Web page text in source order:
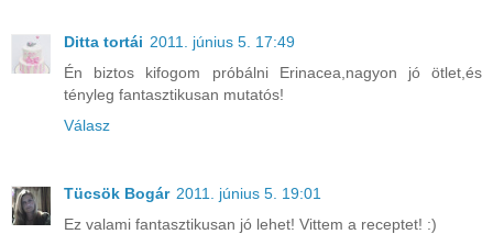
Ditta tortái 2011. június 5. 17:49
Én biztos kifogom próbálni Erinacea,nagyon jó ötlet,és
tényleg fantasztikusan mutatós!
Válasz
Tücsök Bogár 2011. június 5. 19:01
Ez valami fantasztikusan jó lehet! Vittem a receptet! :)